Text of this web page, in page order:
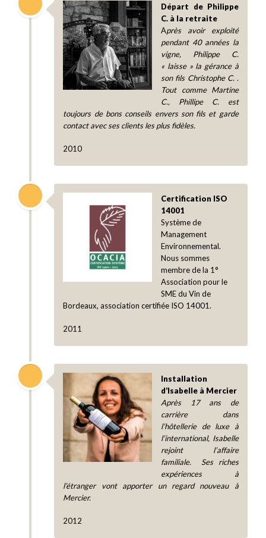
Départ de Philippe
C. à la retraite
Après avoir exploité
pendant 40 années la
vigne, Philippe C.
« laisse » la gérance à
son fils Christophe C. .
Tout comme Martine
C., Phillipe C. est
toujours de bons conseils envers son fils et garde
contact avec ses clients les plus fidèles.
2010
Certification ISO
14001
Système de
Management
Environnemental.
Nous sommes
membre de la 1°
Association pour le
SME du Vin de
Bordeaux, association certifiée ISO 14001.
2011
Installation
d’Isabelle à Mercier
Après 17 ans de
carrière dans
l’hôtellerie de luxe à
l’international, Isabelle
rejoint l’affaire
familiale. Ses riches
expériences à
l’étranger vont apporter un regard nouveau à
Mercier.
2012